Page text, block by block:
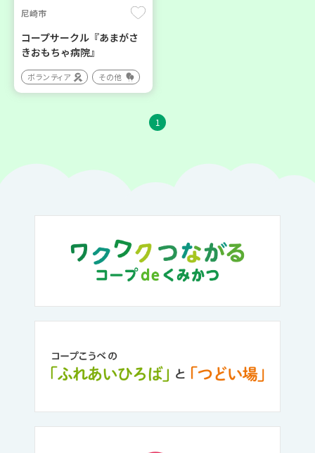
尼崎市
コープサークル『あまがさ
きおもちゃ病院』
ボランティア その他
1